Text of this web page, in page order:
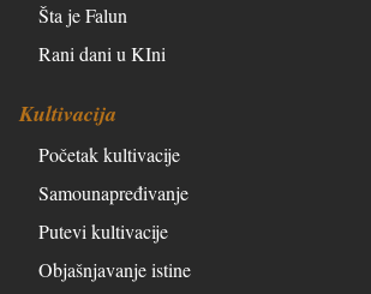
Šta je Falun
Rani dani u KIni
Kultivacija
Početak kultivacije
Samounapređivanje
Putevi kultivacije
Objašnjavanje istine